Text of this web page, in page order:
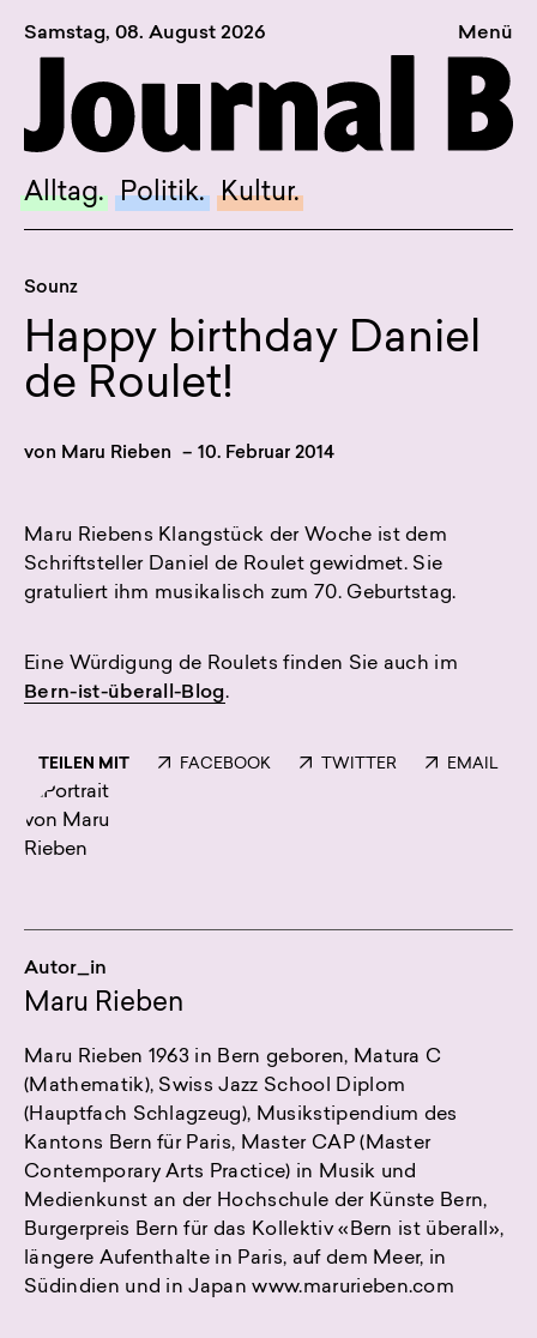
Samstag, 08. August 2026
Alltag. Politik. Kultur.
Menü
Sagt, was Bern bewegt
Alltag.
Politik.
Kultur.
Dossier.
Suche.
INSTAGRAM
Sounz
Happy birthday Daniel
de Roulet!
von Maru Rieben – 10. Februar 2014
Maru Riebens Klangstück der Woche ist dem
Schriftsteller Daniel de Roulet gewidmet. Sie
gratuliert ihm musikalisch zum 70. Geburtstag.
Eine Würdigung de Roulets finden Sie auch im
Bern-ist-überall-Blog.
TEILEN MIT FACEBOOK TWITTER EMAIL
Autor_in
Maru Rieben
Maru Rieben 1963 in Bern geboren, Matura C
(Mathematik), Swiss Jazz School Diplom
(Hauptfach Schlagzeug), Musikstipendium des
Kantons Bern für Paris, Master CAP (Master
Contemporary Arts Practice) in Musik und
Medienkunst an der Hochschule der Künste Bern,
Burgerpreis Bern für das Kollektiv «Bern ist überall»,
längere Aufenthalte in Paris, auf dem Meer, in
Südindien und in Japan www.marurieben.com